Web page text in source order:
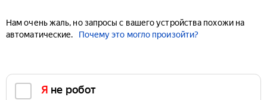
Нам очень жаль, но запросы с вашего устройства похожи на
автоматические.
Почему это могло произойти?
Я не робот